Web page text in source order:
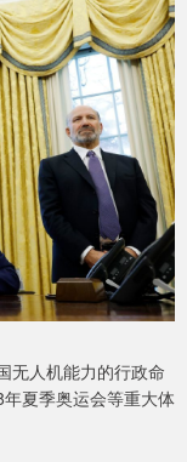
人机能力的行政命
夏季奥运会等重大体